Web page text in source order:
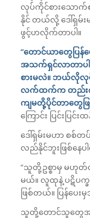
လုပ်ကိုင်စားသောက်
နိုင် တယ်လို့ ဒေါ်ရှမ်
ဖွင့်ဟလိုက်တာပါ။
“တောင်ယာတွေပြ
အသက်ရှင်လာတာပ
စားမလဲ။ ဘယ်လိုလု
လက်ထက်က တည်းက
ကျမတို့ပိုင်တာတွေဖ
ကြောင်း ပြင်းပြင်
ဒေါ်ရှမ်းမဟာ စစ်တ
လည်နိုင်ဘူးဖြစ်နေပ
“သူတို့ဥစ္စာမှ မဟု
မယ်။ လူထုနဲ့ ပဋိပက္
ဖြစ်တယ်။ ပြန်ပေ
သူတို့တောင်သူတွေအ